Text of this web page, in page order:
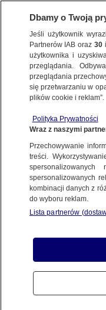
ŚWIAT
9.06.2026, 14:48
Posłuchaj
Czyta lektor AI
Dbamy o Twoją
Jeśli użytkownik
Partnerów IAB oraz30
użytkownika i
przeglądania.
przeglądania
się przetwarzaniu w
plików cookie i reklam”.
Polityka Prywatności
Wraz z naszymi
Przechowywanie
treści.
spersonalizowanych
kombinacji danych z
do wyboru reklam.
Lista partnerów